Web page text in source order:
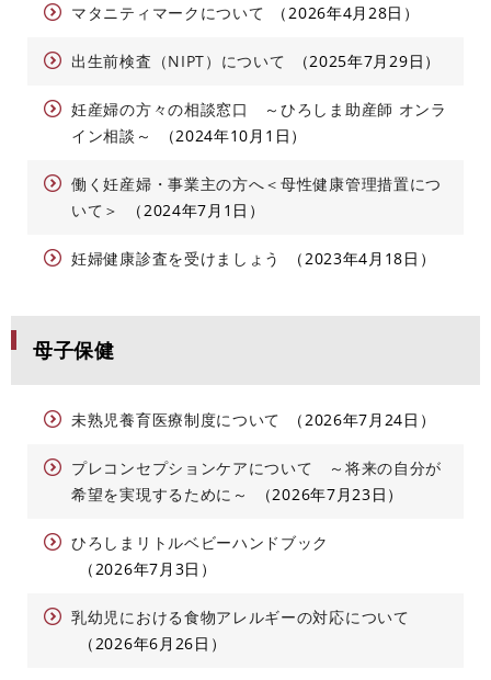
マタニティマークについて 2026年4月28日
出生前検査（NIPT）について 2025年7月29日
妊産婦の方々の相談窓口 ～ひろしま助産師 オンラ
イン相談～
2024年10月1日
働く妊産婦・事業主の方へ＜母性健康管理措置につ
いて＞
2024年7月1日
妊婦健康診査を受けましょう 2023年4月18日
母子保健
未熟児養育医療制度について 2026年7月24日
プレコンセプションケアについて ～将来の自分が
希望を実現するために～
2026年7月23日
ひろしまリトルベビーハンドブック
2026年7月3日
乳幼児における食物アレルギーの対応について
2026年6月26日